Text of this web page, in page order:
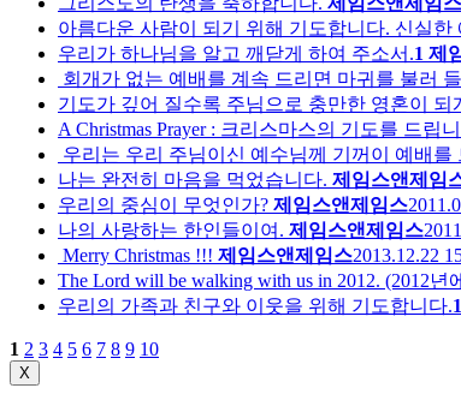
아름다운 사람이 되기 위해 기도합니다. 신실
우리가 하나님을 알고 깨닫게 하여 주소서.1 제
회개가 없는 예배를 계속 드리면 마귀를 불러
기도가 깊어 질수록 주님으로 충만한 영혼이 되
A Christmas Prayer : 크리스마스의 기도를 드립
우리는 우리 주님이신 예수님께 기꺼이 예배를
나는 완전히 마음을 먹었습니다. 제임스앤제임
우리의 중심이 무엇인가? 제임스앤제임스
나의 사랑하는 한인들이여. 제임스앤제임스
Merry Christmas !!! 제임스앤제임스2013.12.22
The Lord will be walking with us in 2012. (2012
우리의 가족과 친구와 이웃을 위해 기도합니다.1
1 2 3 4 5 6 7 8 9 10
X